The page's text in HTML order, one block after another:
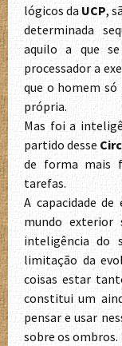
lógicos da UCP,
determinada
aquilo a que
processador a
que o homem só
própria.
Mas foi a
partido desse
de forma mais
tarefas.
A capacidade de
mundo exterior
inteligência do
limitação da
coisas estar
constitui um
pensar e usar
sobre os ombros.